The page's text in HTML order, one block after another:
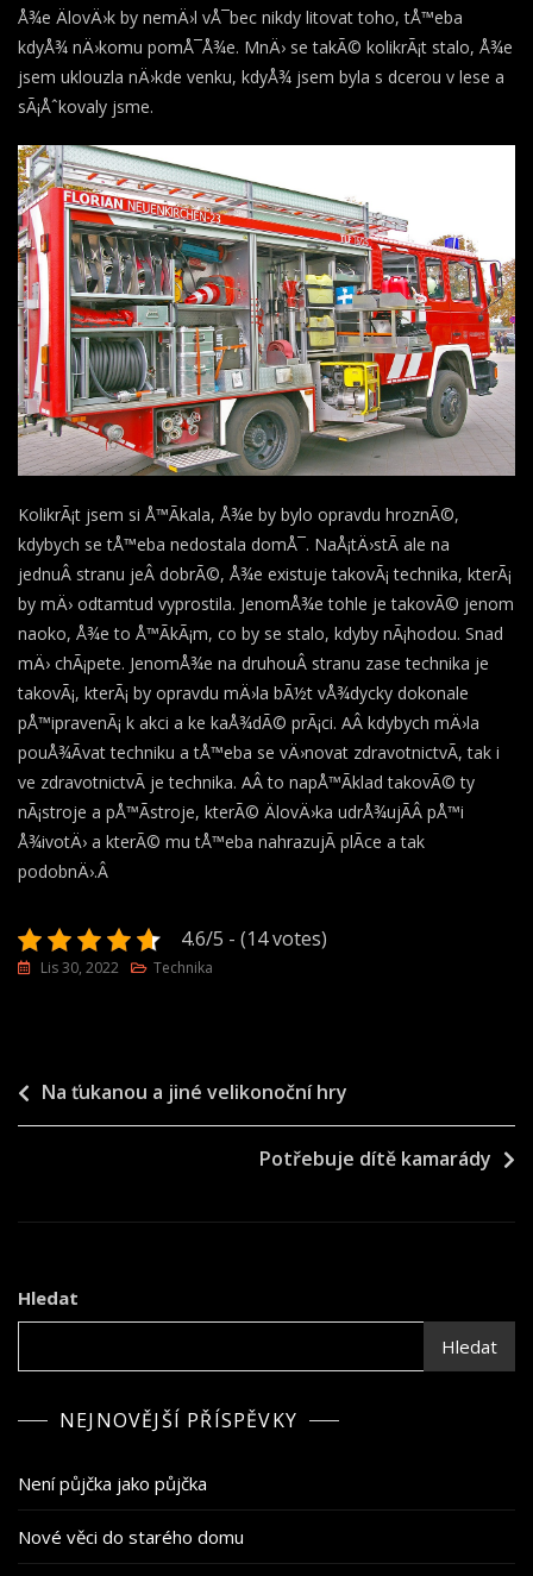
Å¾e ÄlovÄ›k by nemÄ›l vÅ¯bec nikdy litovat toho, tÅ™eba
kdyÅ¾ nÄ›komu pomÅ¯Å¾e. MnÄ› se takÃ© kolikrÃ¡t stalo, Å¾e
jsem uklouzla nÄ›kde venku, kdyÅ¾ jsem byla s dcerou v lese a
sÃ¡Åˆkovaly jsme.
KolikrÃ¡t jsem si Å™Ã­kala, Å¾e by bylo opravdu hroznÃ©,
kdybych se tÅ™eba nedostala domÅ¯. NaÅ¡tÄ›stÃ­ ale na
jednuÂ stranu jeÂ dobrÃ©, Å¾e existuje takovÃ¡ technika, kterÃ¡
by mÄ› odtamtud vyprostila. JenomÅ¾e tohle je takovÃ© jenom
naoko, Å¾e to Å™Ã­kÃ¡m, co by se stalo, kdyby nÃ¡hodou. Snad
mÄ› chÃ¡pete. JenomÅ¾e na druhouÂ stranu zase technika je
takovÃ¡, kterÃ¡ by opravdu mÄ›la bÃ½t vÅ¾dycky dokonale
pÅ™ipravenÃ¡ k akci a ke kaÅ¾dÃ© prÃ¡ci. AÂ kdybych mÄ›la
pouÅ¾Ã­vat techniku a tÅ™eba se vÄ›novat zdravotnictvÃ­, tak i
ve zdravotnictvÃ­ je technika. AÂ to napÅ™Ã­klad takovÃ© ty
nÃ¡stroje a pÅ™Ã­stroje, kterÃ© ÄlovÄ›ka udrÅ¾ujÃ­Â pÅ™i
Å¾ivotÄ› a kterÃ© mu tÅ™eba nahrazujÃ­ plÃ­ce a tak
podobnÄ›.Â
4.6/5 - (14 votes)
Lis 30, 2022 Technika
Navigace
pro
Na ťukanou a jiné velikonoční hry
Potřebuje dítě kamarády
Hledat
Hledat
NEJNOVĚJŠÍ PŘÍSPĚVKY
Není půjčka jako půjčka
Nové věci do starého domu